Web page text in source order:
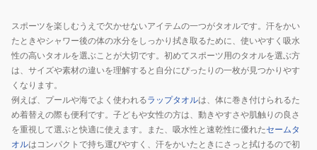
スポーツを楽しむうえで欠かせないアイテムの一つがタオルです。汗をかい
たときやシャワー後の体の水分をしっかり拭き取るために、使いやすく吸水
性の高いタオルを選ぶことが大切です。初めてスポーツ用のタオルを選ぶ方
は、サイズや素材の違いを理解すると自分にぴったりの一枚が見つかりやす
くなります。
例えば、プールや海でよく使われるラップタオルは、体に巻き付けられるた
め着替えの際も便利です。子どもや女性の方は、動きやすさや肌触りの良さ
を重視して選ぶと快適に使えます。また、吸水性と速乾性に優れたセームタ
オルはコンパクトで持ち運びやすく、汗をかいたときにさっと拭けるので初